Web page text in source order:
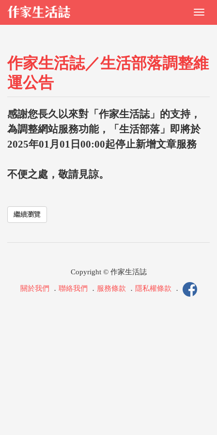
作家生活誌／生活部落調整維
運公告
感謝您長久以來對「作家生活誌」的支持，
為調整網站服務功能，「生活部落」即將於
2025年01月01日00:00起停止新增文章服務
不便之處，敬請見諒。
繼續瀏覽
Copyright © 作家生活誌
關於我們 ． 聯絡我們 ． 服務條款 ． 隱私權條款 ．